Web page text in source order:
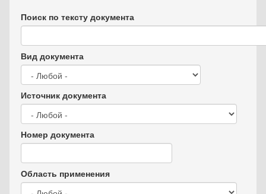
Поиск по тексту документа
Вид документа
Источник документа
Номер документа
Область применения